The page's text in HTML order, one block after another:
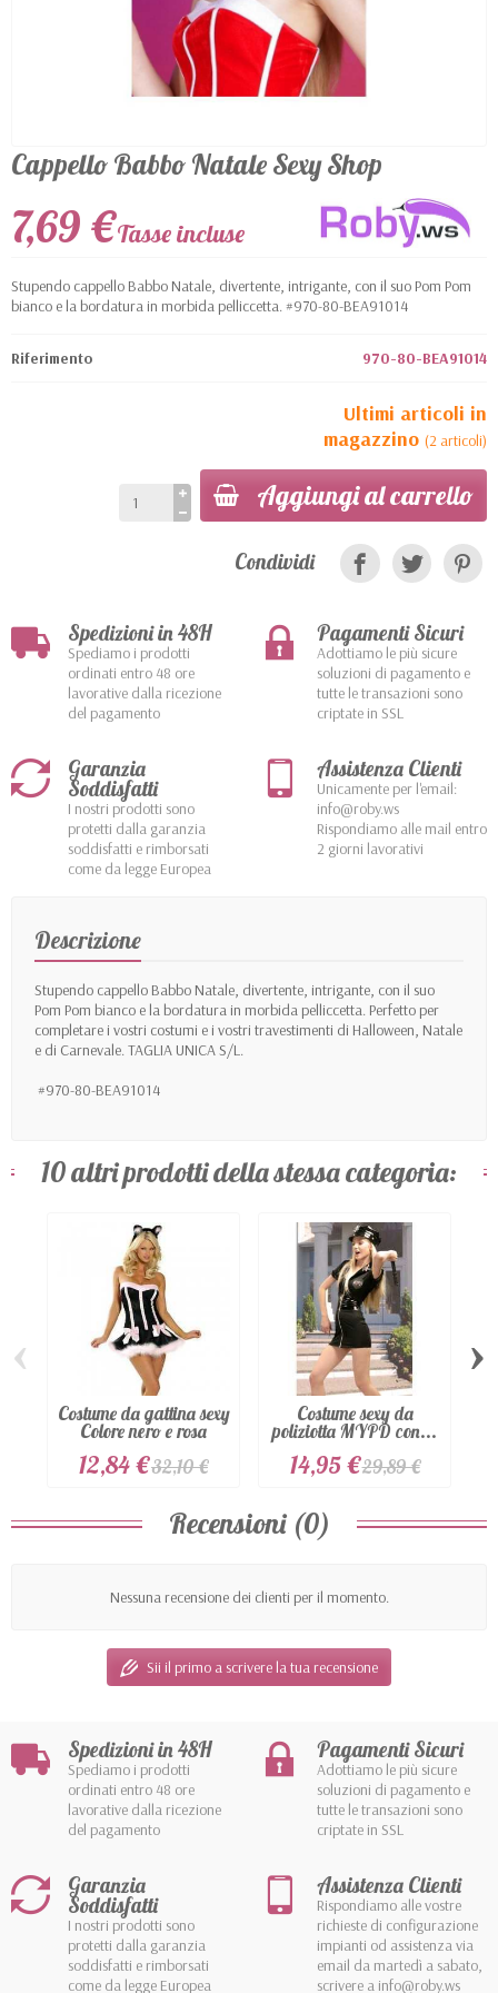
Cappello Babbo Natale Sexy Shop
7,69 €Tasse incluse
Stupendo cappello Babbo Natale, divertente, intrigante, con il suo Pom Pom
bianco e la bordatura in morbida pelliccetta. #970-80-BEA91014
Riferimento 970-80-BEA91014
Ultimi articoli in
magazzino (2 articoli)
Aggiungi al carrello
Condividi
Spedizioni in 48H
Spediamo i prodotti
ordinati entro 48 ore
lavorative dalla ricezione
del pagamento
Pagamenti Sicuri
Adottiamo le più sicure
soluzioni di pagamento e
tutte le transazioni sono
criptate in SSL
Garanzia
Soddisfatti
I nostri prodotti sono
protetti dalla garanzia
soddisfatti e rimborsati
come da legge Europea
Assistenza Clienti
Unicamente per l'email:
info@roby.ws
Rispondiamo alle mail entro
2 giorni lavorativi
Descrizione
Stupendo cappello Babbo Natale, divertente, intrigante, con il suo
Pom Pom bianco e la bordatura in morbida pelliccetta. Perfetto per
completare i vostri costumi e i vostri travestimenti di Halloween, Natale
e di Carnevale. TAGLIA UNICA S/L.
#970-80-BEA91014
10 altri prodotti della stessa categoria:
Costume da gattina sexy
Colore nero e rosa
12,84 €32,10 €
Costume sexy da
poliziotta MYPD con...
14,95 €29,89 €
‹ ›
Recensioni (0)
Nessuna recensione dei clienti per il momento.
Sii il primo a scrivere la tua recensione
Spedizioni in 48H
Spediamo i prodotti
ordinati entro 48 ore
lavorative dalla ricezione
del pagamento
Pagamenti Sicuri
Adottiamo le più sicure
soluzioni di pagamento e
tutte le transazioni sono
criptate in SSL
Garanzia
Soddisfatti
I nostri prodotti sono
protetti dalla garanzia
soddisfatti e rimborsati
come da legge Europea
Assistenza Clienti
Rispondiamo alle vostre
richieste di configurazione
impianti od assistenza via
email da martedì a sabato,
scrivere a info@roby.ws